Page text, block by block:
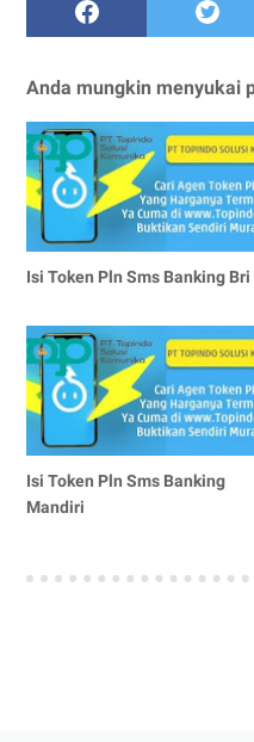
Anda mungkin menyukai
Isi Token Pln Sms Banking Bri
Isi Token Pln Sms Banking
Mandiri